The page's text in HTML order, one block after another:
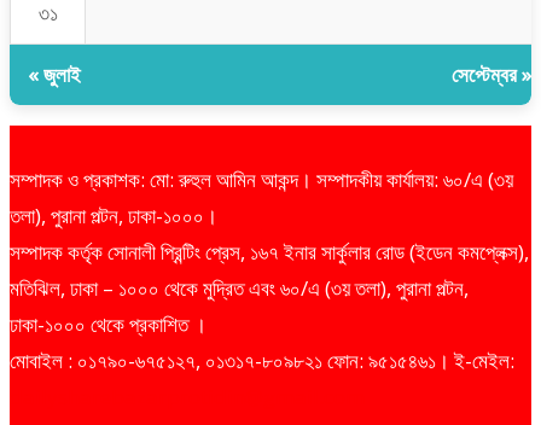
৩১
« জুলাই সেপ্টেম্বর »
সম্পাদক ও প্রকাশক: মো: রুহুল আমিন আকন্দ। সম্পাদকীয় কার্যালয়: ৬০/এ (৩য়
তলা), পুরানা পল্টন, ঢাকা-১০০০।
সম্পাদক কর্তৃক সোনালী প্রিন্টিং প্রেস, ১৬৭ ইনার সার্কুলার রোড (ইডেন কমপ্লেক্স),
মতিঝিল, ঢাকা – ১০০০ থেকে মুদ্রিত এবং ৬০/এ (৩য় তলা), পুরানা পল্টন,
ঢাকা-১০০০ থেকে প্রকাশিত ।
মোবাইল : ০১৭৯০-৬৭৫১২৭, ০১৩১৭-৮০৯৮২১ ফোন: ৯৫১৫৪৬১। ই-মেইল: